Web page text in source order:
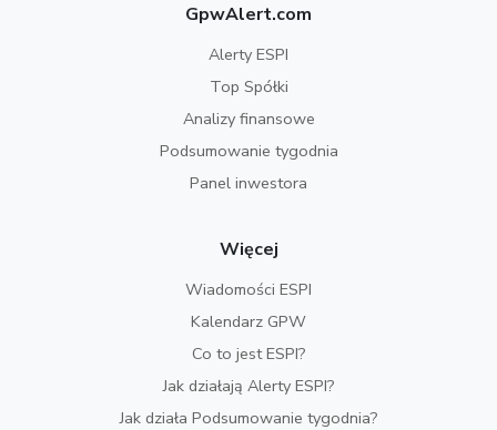
GpwAlert.com
Alerty ESPI
Top Spółki
Analizy finansowe
Podsumowanie tygodnia
Panel inwestora
Więcej
Wiadomości ESPI
Kalendarz GPW
Co to jest ESPI?
Jak działają Alerty ESPI?
Jak działa Podsumowanie tygodnia?